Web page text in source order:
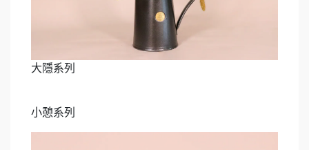
大隱系列
小憩系列